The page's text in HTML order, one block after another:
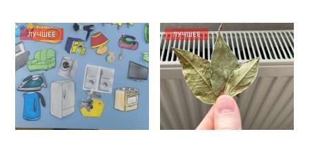
ЛУЧШЕЕ ЛУЧШЕЕ